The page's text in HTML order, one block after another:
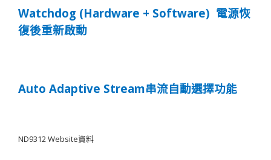
Watchdog (Hardware + Software) 電源恢
復後重新啟動
Auto Adaptive Stream串流自動選擇功能
ND9312 Website資料